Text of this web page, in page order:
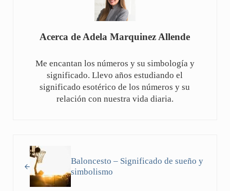
Acerca deAdela Marquinez Allende
Me encantan los números y su simbología y
significado. Llevo años estudiando el
significado esotérico de los números y su
relación con nuestra vida diaria.
Baloncesto – Significado de sueño y
simbolismo